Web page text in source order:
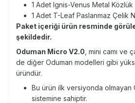
1 Adet Ignis-Venus Metal Közlük
1 Adet T-Leaf Paslanmaz Çelik
Paket içeriği ürün resminde
şekildedir.
Oduman Micro V2.0 , mini camı ve
de diğer Oduman modelleri gibi
üründür.
Bu ürün ilk versiyonda olmayan
sistemine sahiptir.